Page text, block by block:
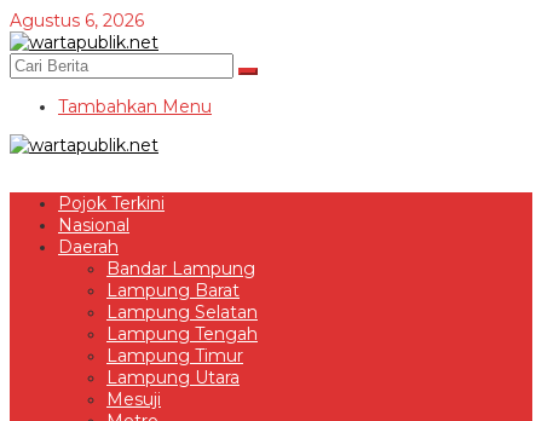
Lewati
ke
konten
Agustus 6, 2026
Tambahkan Menu
Pojok Terkini
Nasional
Daerah
Bandar Lampung
Lampung Barat
Lampung Selatan
Lampung Tengah
Lampung Timur
Lampung Utara
Mesuji